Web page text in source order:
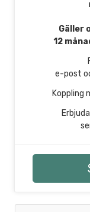
Gäller
12
e-post
Koppling